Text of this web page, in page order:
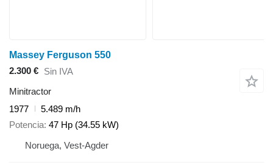
Massey Ferguson 550
2.300 € Sin IVA
Minitractor
1977
5.489 m/h
Potencia 47 Hp (34.55 kW)
Noruega, Vest-Agder